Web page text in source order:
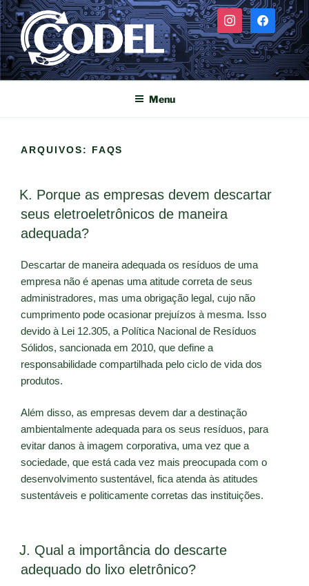
Pular
para
o
conteúdo
instagramfacebook
CODEL
Codel – Coleta e descarte de eletrônicos
Menu
ARQUIVOS: FAQS
K. Porque as empresas devem descartar
seus eletroeletrônicos de maneira
adequada?
Descartar de maneira adequada os resíduos de uma
empresa não é apenas uma atitude correta de seus
administradores, mas uma obrigação legal, cujo não
cumprimento pode ocasionar prejuízos à mesma. Isso
devido à Lei 12.305, a Política Nacional de Resíduos
Sólidos, sancionada em 2010, que define a
responsabilidade compartilhada pelo ciclo de vida dos
produtos.
Além disso, as empresas devem dar a destinação
ambientalmente adequada para os seus resíduos, para
evitar danos à imagem corporativa, uma vez que a
sociedade, que está cada vez mais preocupada com o
desenvolvimento sustentável, fica atenda às atitudes
sustentáveis e politicamente corretas das instituições.
J. Qual a importância do descarte
adequado do lixo eletrônico?